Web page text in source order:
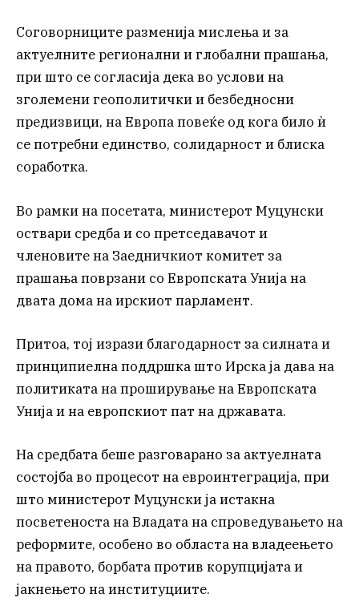
Соговорниците разменија мислења и за
актуелните регионални и глобални прашања,
при што се согласија дека во услови на
зголемени геополитички и безбедносни
предизвици, на Европа повеќе од кога било ѝ
се потребни единство, солидарност и блиска
соработка.
Во рамки на посетата, министерот Муцунски
оствари средба и со претседавачот и
членовите на Заедничкиот комитет за
прашања поврзани со Европската Унија на
двата дома на ирскиот парламент.
Притоа, тој изрази благодарност за силната и
принципиелна поддршка што Ирска ја дава на
политиката на проширување на Европската
Унија и на европскиот пат на државата.
На средбата беше разговарано за актуелната
состојба во процесот на евроинтеграција, при
што министерот Муцунски ја истакна
посветеноста на Владата на спроведувањето на
реформите, особено во областа на владеењето
на правото, борбата против корупцијата и
јакнењето на институциите.